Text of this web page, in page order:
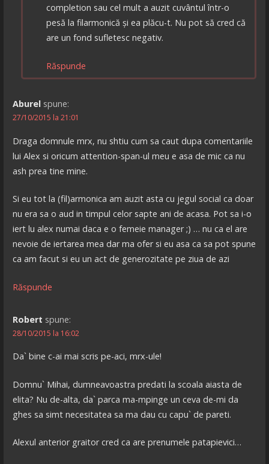
completion sau cel mult a auzit cuvântul într-o
pesă la filarmonică și ea plăcu-t. Nu pot să cred că
are un fond sufletesc negativ.
Răspunde
Aburel spune:
27/10/2015 la 21:01
Draga domnule mrx, nu shtiu cum sa caut dupa comentariile
lui Alex si oricum attention-span-ul meu e asa de mic ca nu
ash prea tine mine.
Si eu tot la (fil)armonica am auzit asta cu jegul social ca doar
nu era sa o aud in timpul celor sapte ani de acasa. Pot sa i-o
iert lu alex numai daca e o femeie manager ;) … nu ca el are
nevoie de iertarea mea dar ma ofer si eu asa ca sa pot spune
ca am facut si eu un act de generozitate pe ziua de azi
Răspunde
Robert spune:
28/10/2015 la 16:02
Da` bine c-ai mai scris pe-aci, mrx-ule!
Domnu` Mihai, dumneavoastra predati la scoala aiasta de
elita? Nu de-alta, da` parca ma-mpinge un ceva de-mi da
ghes sa simt necesitatea sa ma dau cu capu` de pareti.
Alexul anterior graitor cred ca are prenumele patapievici…